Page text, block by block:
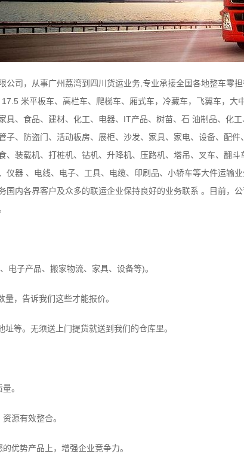
公司，从事广州荔湾到四川货运业务,专业承接全国各地整车零
米平板车、高栏车、爬梯车、厢式车，冷藏车，飞翼车，大
具、食品、建材、化工、电器、IT产品、树苗、石 油制品、化
子、防盗门、活动板房、展柜、沙发、家具、家电、设备、配件
、装载机、打桩机、钻机、升降机、压路机、塔吊、叉车、翻
仪器 、电线、电子、工具、电缆、印刷品、小轿车等大件运输
国内各界客户及众多的联运企业保持良好的业务联系 。目前，
电子产品、搬家物流、家具、设备等)。
，告诉我们这些才能报价。
等。无须送上门提货就送到我们的仓库里。
。
源有效整合。
优势产品上，增强企业竞争力。